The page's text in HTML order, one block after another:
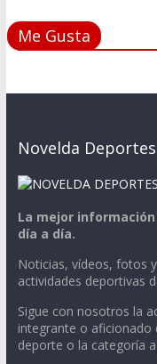
Me Gusta
Novelda Deportes
La mejor
día a día.
Noticias, vídeos, fotos
actividades deportivas
Sigue con nosotros la
integrante o aficionado
deporte o la categoría